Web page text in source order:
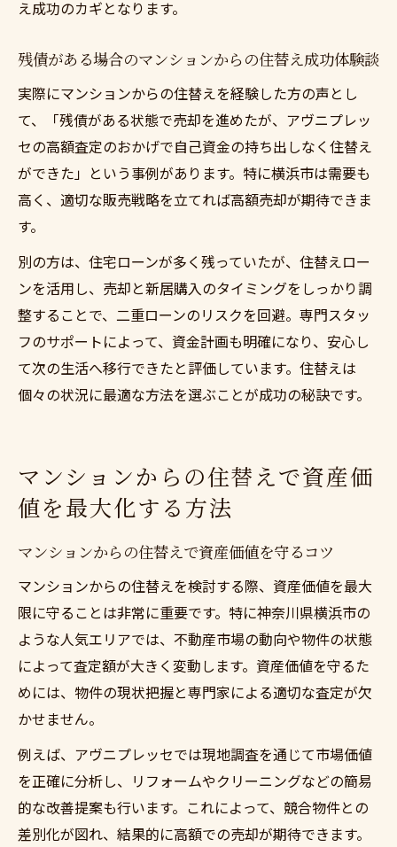
え成功のカギとなります。
残債がある場合のマンションからの住替え成功体験談
実際にマンションからの住替えを経験した方の声とし
て、「残債がある状態で売却を進めたが、アヴニプレッ
セの高額査定のおかげで自己資金の持ち出しなく住替え
ができた」という事例があります。特に横浜市は需要も
高く、適切な販売戦略を立てれば高額売却が期待できま
す。
別の方は、住宅ローンが多く残っていたが、住替えロー
ンを活用し、売却と新居購入のタイミングをしっかり調
整することで、二重ローンのリスクを回避。専門スタッ
フのサポートによって、資金計画も明確になり、安心し
て次の生活へ移行できたと評価しています。住替えは
個々の状況に最適な方法を選ぶことが成功の秘訣です。
マンションからの住替えで資産価
値を最大化する方法
マンションからの住替えで資産価値を守るコツ
マンションからの住替えを検討する際、資産価値を最大
限に守ることは非常に重要です。特に神奈川県横浜市の
ような人気エリアでは、不動産市場の動向や物件の状態
によって査定額が大きく変動します。資産価値を守るた
めには、物件の現状把握と専門家による適切な査定が欠
かせません。
例えば、アヴニプレッセでは現地調査を通じて市場価値
を正確に分析し、リフォームやクリーニングなどの簡易
的な改善提案も行います。これによって、競合物件との
差別化が図れ、結果的に高額での売却が期待できます。